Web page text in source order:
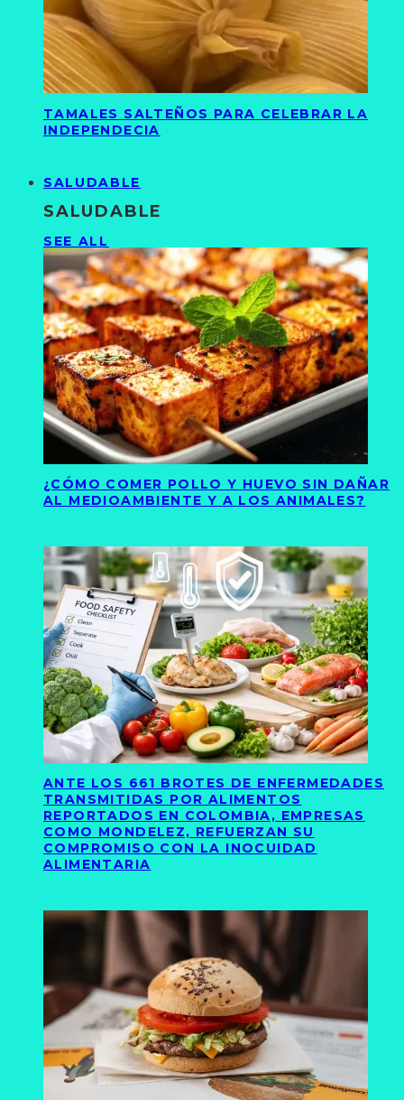
TAMALES SALTEÑOS PARA CELEBRAR LA
INDEPENDECIA
SALUDABLE
SALUDABLE
SEE ALL
¿CÓMO COMER POLLO Y HUEVO SIN DAÑAR
AL MEDIOAMBIENTE Y A LOS ANIMALES?
ANTE LOS 661 BROTES DE ENFERMEDADES
TRANSMITIDAS POR ALIMENTOS
REPORTADOS EN COLOMBIA, EMPRESAS
COMO MONDELEZ, REFUERZAN SU
COMPROMISO CON LA INOCUIDAD
ALIMENTARIA